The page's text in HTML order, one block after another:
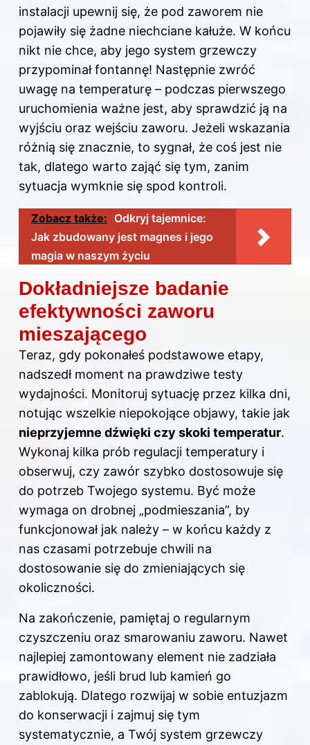
instalacji upewnij się, że pod zaworem nie
pojawiły się żadne niechciane kałuże. W końcu
nikt nie chce, aby jego system grzewczy
przypominał fontannę! Następnie zwróć
uwagę na temperaturę – podczas pierwszego
uruchomienia ważne jest, aby sprawdzić ją na
wyjściu oraz wejściu zaworu. Jeżeli wskazania
różnią się znacznie, to sygnał, że coś jest nie
tak, dlatego warto zająć się tym, zanim
sytuacja wymknie się spod kontroli.
Zobacz także: Odkryj tajemnice:
Jak zbudowany jest magnes i jego
magia w naszym życiu
Dokładniejsze badanie
efektywności zaworu
mieszającego
Teraz, gdy pokonałeś podstawowe etapy,
nadszedł moment na prawdziwe testy
wydajności. Monitoruj sytuację przez kilka dni,
notując wszelkie niepokojące objawy, takie jak
nieprzyjemne dźwięki czy skoki temperatur.
Wykonaj kilka prób regulacji temperatury i
obserwuj, czy zawór szybko dostosowuje się
do potrzeb Twojego systemu. Być może
wymaga on drobnej „podmieszania”, by
funkcjonował jak należy – w końcu każdy z
nas czasami potrzebuje chwili na
dostosowanie się do zmieniających się
okoliczności.
Na zakończenie, pamiętaj o regularnym
czyszczeniu oraz smarowaniu zaworu. Nawet
najlepiej zamontowany element nie zadziała
prawidłowo, jeśli brud lub kamień go
zablokują. Dlatego rozwijaj w sobie entuzjazm
do konserwacji i zajmuj się tym
systematycznie, a Twój system grzewczy